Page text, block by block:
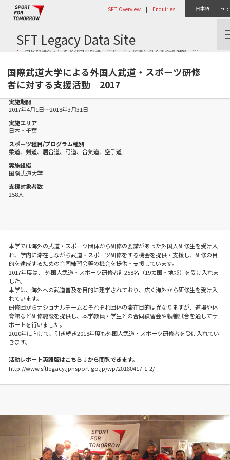
日本語 |
| SFT Overview | Enquiries
SFT Legacy Data Site
Home
Activity Report
国際武道大学による外国人武道・スポーツ研修者に対する支援活動 2017
国際武道大学による外国人武道・スポーツ研修
者に対する支援活動 2017
実施期間
2017年4月1日～2018年3月31日
実施エリア
日本・千葉
スポーツ種目/プログラム種別
柔道、剣道、居合道、弓道、合気道、空手道
実施組織
国際武道大学
支援対象者数
258人
本学では海外の武道・スポーツ団体から研修の要請があった外国人研修生を受け入
れ、学内に滞在しながら武道・スポーツ研修をする機会を提供・支援し、研修の目
的を達成するための合同練習会等の機会を提供・支援しています。
2017年度は、 外国人武道・スポーツ研修者計258名（19カ国・地域）を受け入れま
した。
本学は、海外への武道普及を目的に建学されており、広く海外から研修生を受け入
れています。
研修団からナショナルチームとそれぞれ団体の滞在目的は異なりますが、道場や体
育館など研修施設を提供し、本学教員・学生との合同練習会や親善試合を通してサ
ポートを行いました。
2020年に向けて、引き続き2018年度も外国人武道・スポーツ研修者を受け入れてい
きます。
活動レポート英語版はこちら↓から閲覧できます。
http://www.sftlegacy.jpnsport.go.jp/wp/20180417-1-2/